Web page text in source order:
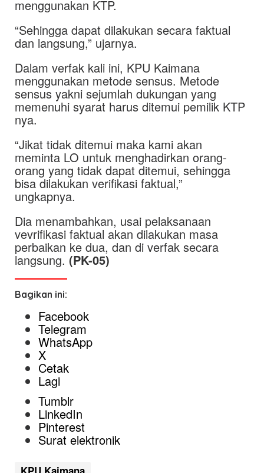
menggunakan KTP.
“Sehingga dapat dilakukan secara faktual
dan langsung,” ujarnya.
Dalam verfak kali ini, KPU Kaimana
menggunakan metode sensus. Metode
sensus yakni sejumlah dukungan yang
memenuhi syarat harus ditemui pemilik KTP
nya.
“Jikat tidak ditemui maka kami akan
meminta LO untuk menghadirkan orang-
orang yang tidak dapat ditemui, sehingga
bisa dilakukan verifikasi faktual,”
ungkapnya.
Dia menambahkan, usai pelaksanaan
vevrifikasi faktual akan dilakukan masa
perbaikan ke dua, dan di verfak secara
langsung. (PK-05)
Bagikan ini:
Facebook
Telegram
WhatsApp
X
Cetak
Lagi
Tumblr
LinkedIn
Pinterest
Surat elektronik